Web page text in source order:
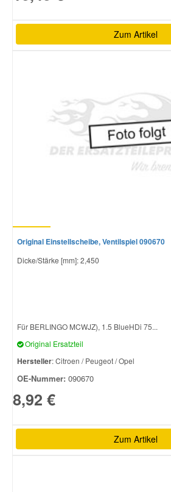
Zum Artikel
Original Einstellscheibe, Ventilspiel 090670
Dicke/Stärke [mm]: 2,450
Für BERLINGO MCWJZ), 1.5 BlueHDi 75...
Original Ersatzteil
Hersteller: Citroen / Peugeot / Opel
OE-Nummer: 090670
8,92 €
Zum Artikel